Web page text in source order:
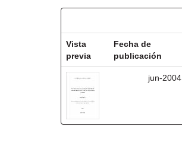
Vista
previa
Fecha de
publicación
jun-2004